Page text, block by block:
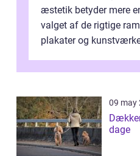
æstetik betyder mere
valget af de rigtige
plakater og
09 may
dage